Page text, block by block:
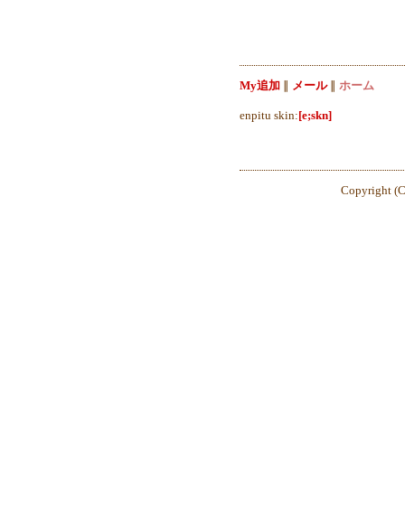
My追加 メール∥ ホーム
enpitu skin:[e;skn]
Copyright